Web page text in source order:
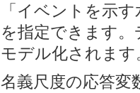
「イベントを示
を指定できます
モデル化されます
名義尺度の応答